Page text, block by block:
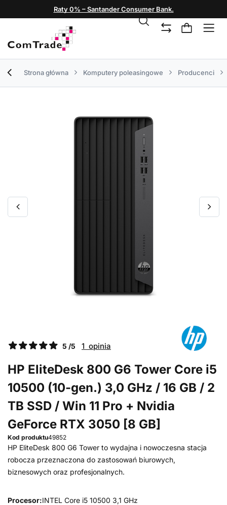
Raty 0% – Santander Consumer Bank.
Strona główna Komputery poleasingowe Producenci
5 /5 1 opinia
HP EliteDesk 800 G6 Tower Core i5
10500 (10-gen.) 3,0 GHz / 16 GB / 2
TB SSD / Win 11 Pro + Nvidia
GeForce RTX 3050 [8 GB]
Kod produktu49852
HP EliteDesk 800 G6 Tower to wydajna i nowoczesna stacja
robocza przeznaczona do zastosowań biurowych,
biznesowych oraz profesjonalnych.
Procesor:INTEL Core i5 10500 3,1 GHz